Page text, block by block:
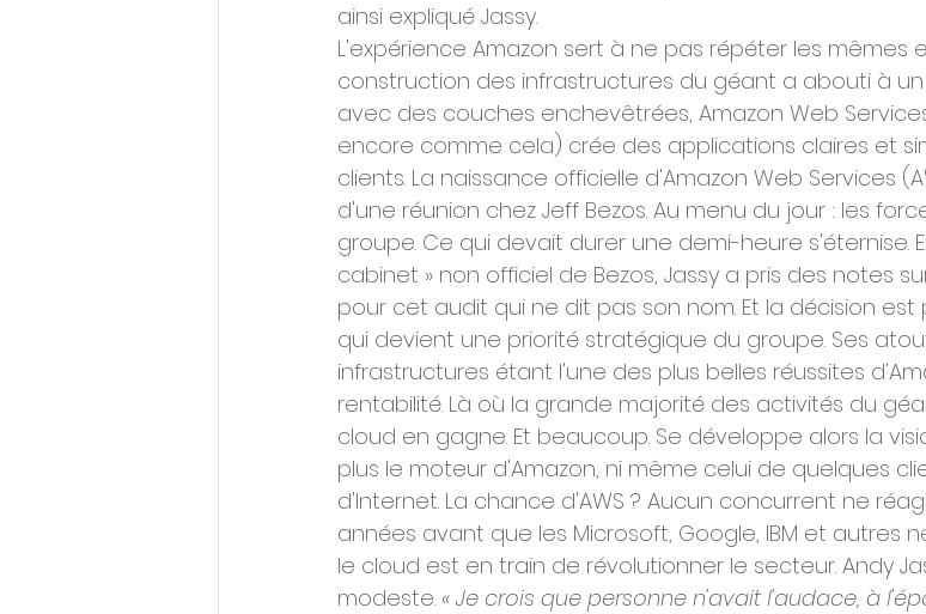
ainsi expliqué Jassy.
L'expérience Amazon sert à ne pas répéter les mêmes
construction des infrastructures du géant a abouti à
avec des couches enchevêtrées, Amazon Web
encore comme cela) crée des applications claires et
clients. La naissance officielle d'Amazon Web Services
d'une réunion chez Jeff Bezos. Au menu du jour : les
groupe. Ce qui devait durer une demi-heure s'éternise.
cabinet » non officiel de Bezos, Jassy a pris des notes
pour cet audit qui ne dit pas son nom. Et la décision est
qui devient une priorité stratégique du groupe. Ses
infrastructures étant l'une des plus belles réussites
rentabilité. Là où la grande majorité des activités du
cloud en gagne. Et beaucoup. Se développe alors la
plus le moteur d'Amazon, ni même celui de quelques
d'Internet. La chance d'AWS ? Aucun concurrent ne
années avant que les Microsoft, Google, IBM et autres
le cloud est en train de révolutionner le secteur. Andy
modeste. « Je crois que personne n'avait l'audace, à